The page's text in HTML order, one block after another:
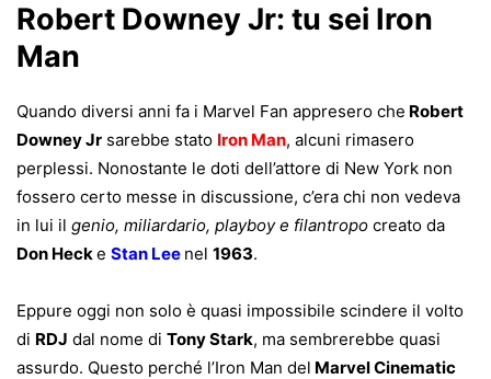
Robert Downey Jr: tu sei Iron
Man
Quando diversi anni fa i Marvel Fan appresero che Robert
Downey Jr sarebbe stato Iron Man, alcuni rimasero
perplessi. Nonostante le doti dell’attore di New York non
fossero certo messe in discussione, c’era chi non vedeva
in lui il genio, miliardario, playboy e filantropo creato da
Don Hecke Stan Lee nel 1963.
Eppure oggi non solo è quasi impossibile scindere il volto
di RDJ dal nome di Tony Stark, ma sembrerebbe quasi
assurdo. Questo perché l’Iron Man del Marvel Cinematic